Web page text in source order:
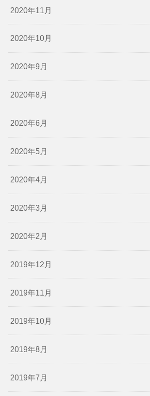
2020年11月
2020年10月
2020年9月
2020年8月
2020年6月
2020年5月
2020年4月
2020年3月
2020年2月
2019年12月
2019年11月
2019年10月
2019年8月
2019年7月